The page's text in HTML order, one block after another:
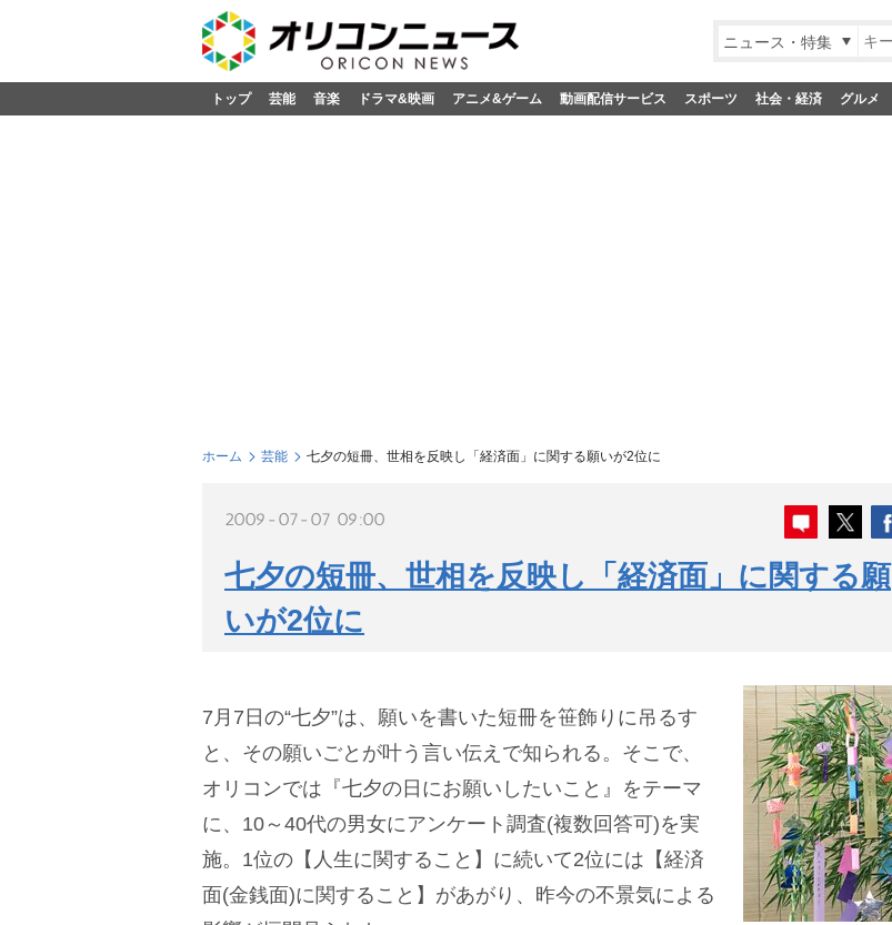
ニュース・特集
トップ 芸能 音楽 ドラマ&映画 アニメ&ゲーム 動画配信サービス スポーツ 社会・経済 グルメ
ホーム 芸能 七夕の短冊、世相を反映し「経済面」に関する願いが2位に
2009-07-07 09:00
七夕の短冊、世相を反映し「経済面」に関する願
いが2位に
7月7日の“七夕”は、願いを書いた短冊を笹飾りに吊るす
と、その願いごとが叶う言い伝えで知られる。そこで、
オリコンでは『七夕の日にお願いしたいこと』をテーマ
に、10～40代の男女にアンケート調査(複数回答可)を実
施。1位の【人生に関すること】に続いて2位には【経済
面(金銭面)に関すること】があがり、昨今の不景気による